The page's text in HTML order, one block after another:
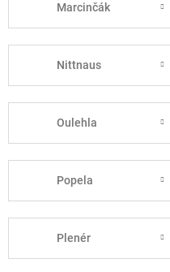
Marcinčák
Nittnaus
Oulehla
Popela
Plenér